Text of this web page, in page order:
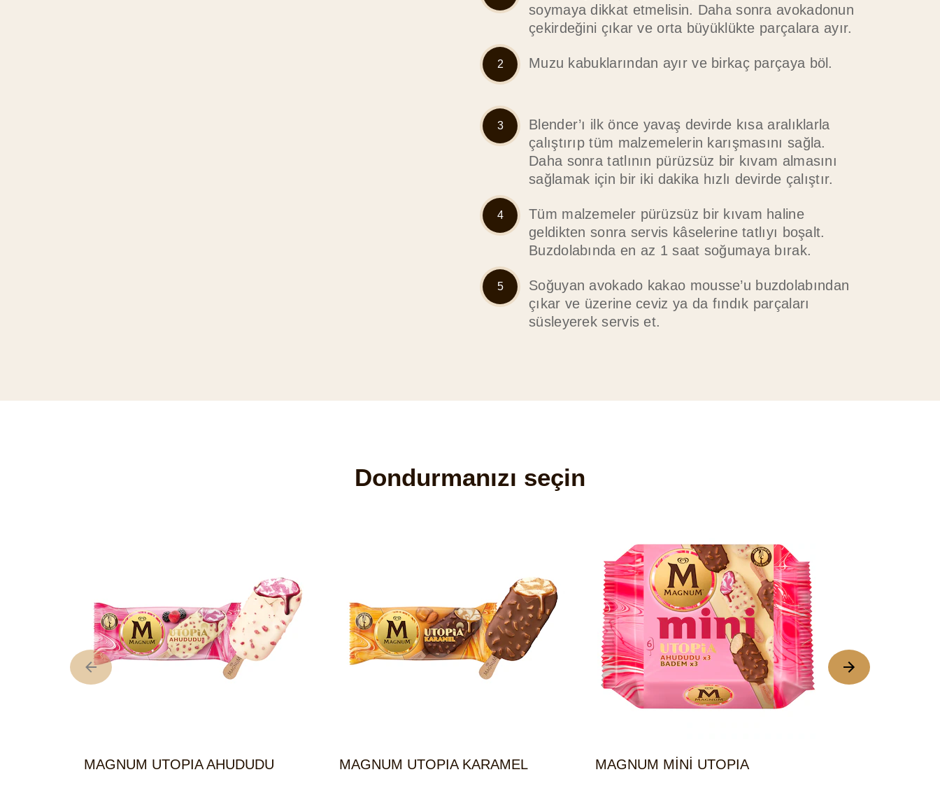
soymaya dikkat etmelisin. Daha sonra avokadonun
çekirdeğini çıkar ve orta büyüklükte parçalara ayır.
Muzu kabuklarından ayır ve birkaç parçaya böl.
Blender’ı ilk önce yavaş devirde kısa aralıklarla
çalıştırıp tüm malzemelerin karışmasını sağla.
Daha sonra tatlının pürüzsüz bir kıvam almasını
sağlamak için bir iki dakika hızlı devirde çalıştır.
Tüm malzemeler pürüzsüz bir kıvam haline
geldikten sonra servis kâselerine tatlıyı boşalt.
Buzdolabında en az 1 saat soğumaya bırak.
Soğuyan avokado kakao mousse’u buzdolabından
çıkar ve üzerine ceviz ya da fındık parçaları
süsleyerek servis et.
Dondurmanızı seçin
MAGNUM UTOPIA AHUDUDU MAGNUM UTOPIA KARAMEL MAGNUM MİNİ UTOPIA